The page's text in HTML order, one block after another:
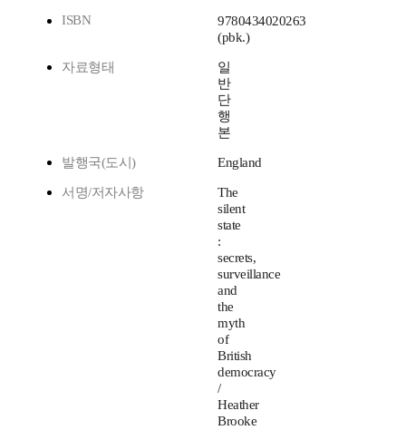
ISBN
9780434020263
(pbk.)
자료형태
일
반
단
행
본
발행국(도시) England
서명/저자사항
The
silent
state
:
secrets,
surveillance
and
the
myth
of
British
democracy
/
Heather
Brooke